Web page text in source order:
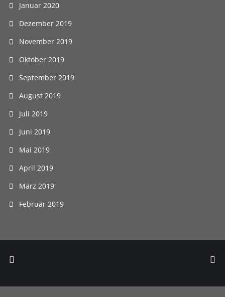
Januar 2020
Dezember 2019
November 2019
Oktober 2019
September 2019
August 2019
Juli 2019
Juni 2019
Mai 2019
April 2019
März 2019
Februar 2019